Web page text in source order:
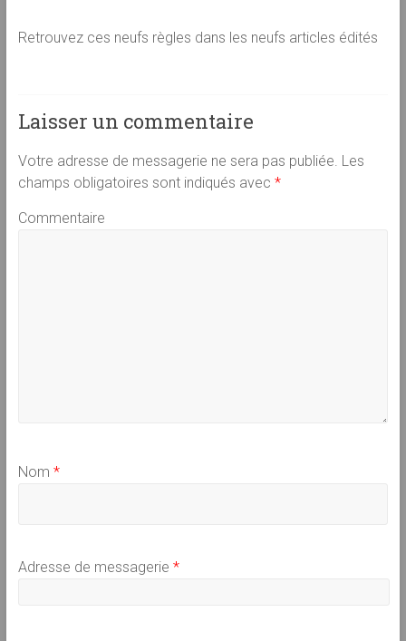
Retrouvez ces neufs règles dans les neufs articles édités
Laisser un commentaire
Votre adresse de messagerie ne sera pas publiée. Les
champs obligatoires sont indiqués avec *
Commentaire
Nom *
Adresse de messagerie *